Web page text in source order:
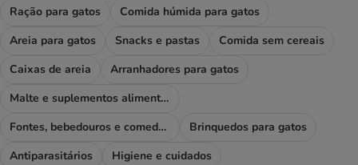
Ração para gatos
Comida húmida para gatos
Areia para gatos
Snacks e pastas
Comida sem cereais
Caixas de areia
Arranhadores para gatos
Malte e suplementos alimentares
Fontes, bebedouros e comedouros
Brinquedos para gatos
Antiparasitários
Higiene e cuidados